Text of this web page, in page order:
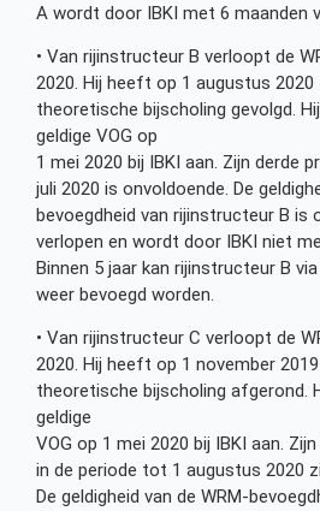
A wordt door IBKI met 6 maanden
• Van rijinstructeur B verloopt de
2020. Hij heeft op 1 augustus 2020
theoretische bijscholing gevolgd.
geldige VOG op
1 mei 2020 bij IBKI aan. Zijn derde
juli 2020 is onvoldoende. De
bevoegdheid van rijinstructeur B is
verlopen en wordt door IBKI niet
Binnen 5 jaar kan rijinstructeur B
weer bevoegd worden.
• Van rijinstructeur C verloopt de
2020. Hij heeft op 1 november
theoretische bijscholing afgerond.
geldige
VOG op 1 mei 2020 bij IBKI aan.
in de periode tot 1 augustus 2020
De geldigheid van de WRM-